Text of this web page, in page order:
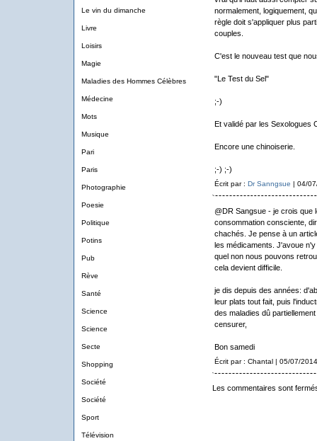
Le vin du dimanche
Livre
Loisirs
Magie
Maladies des Hommes Célèbres
Médecine
Mots
Musique
Pari
Paris
Photographie
Poesie
Politique
Potins
Pub
Rève
Santé
Science
Science
Secte
Shopping
Société
Société
Sport
Télévision
normalement, logiquement,
règle doit s'appliquer plus
couples.
C'est le nouveau test que
"Le Test du Sel"
;-)
Et validé par les Sexologues
Encore une chinoiserie.
;-) ;-)
Écrit par : Dr Sanngsue | 04/
@DR Sangsue - je crois que
consommation consciente,
chachés. Je pense à un
les médicaments. J'avoue
quel non nous pouvons
cela devient difficile.
je dis depuis des années:
leur plats tout fait, puis
des maladies dû
censurer,
Bon samedi
Écrit par : Chantal | 05/07/2014
Les commentaires sont